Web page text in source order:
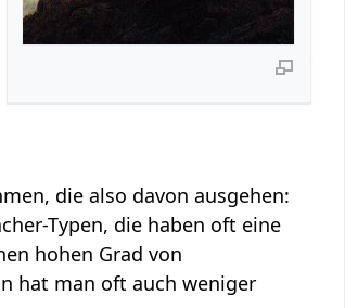
die also davon ausgehen:
Typen, die haben oft eine
hohen Grad von
hat man oft auch weniger